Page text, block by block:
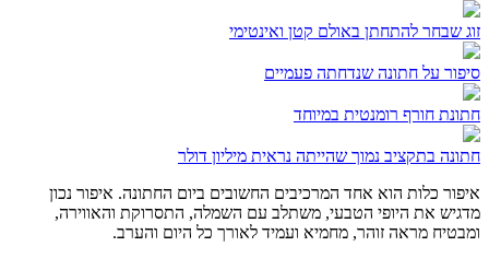
זוג שבחר להתחתן באולם קטן ואינטימי
סיפור על חתונה שנדחתה פעמיים
חתונת חורף רומנטית במיוחד
חתונה בתקציב נמוך שהייתה נראית מיליון דולר
איפור כלות הוא אחד המרכיבים החשובים ביום החתונה. איפור נכון
מדגיש את היופי הטבעי, משתלב עם השמלה, התסרוקת והאווירה,
ומבטיח מראה זוהר, מחמיא ועמיד לאורך כל היום והערב.